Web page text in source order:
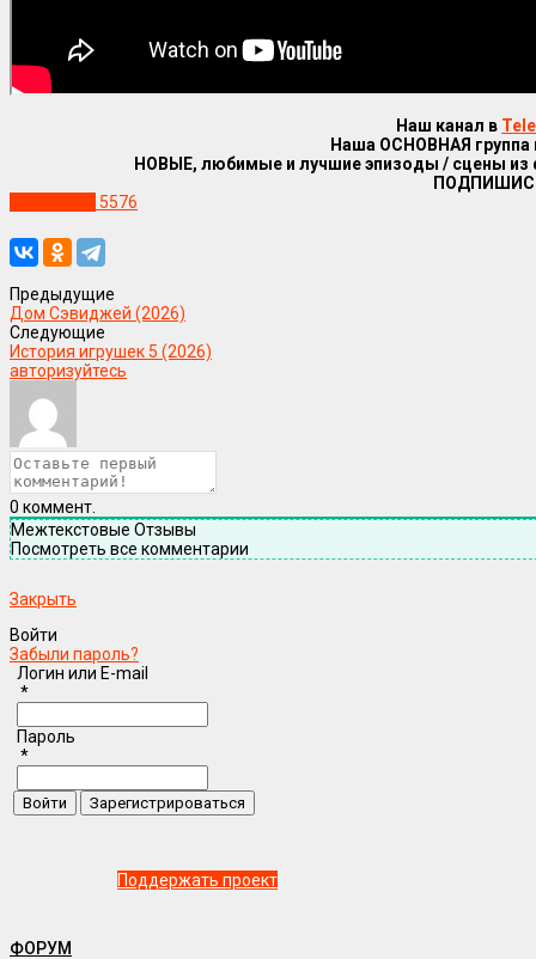
Наш канал в
Наша ОСНОВНАЯ группа
НОВЫЕ, любимые и лучшие эпизоды / сцены
5576
Предыдущие
Дом Сэвиджей (2026)
Следующие
История игрушек 5 (2026)
авторизуйтесь
0 коммент.
Межтекстовые Отзывы
Посмотреть все комментарии
Закрыть
Войти
Забыли пароль?
Логин или E-mail
*
Пароль
*
Поддержать проект
ФОРУМ